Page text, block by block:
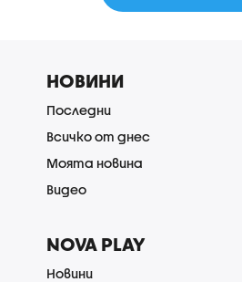
НОВИНИ
Последни
Всичко от днес
Моята новина
Видео
NOVA PLAY
Новини